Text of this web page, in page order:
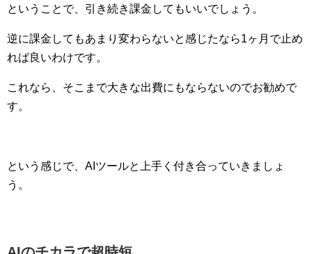
ということで、引き続き課金してもいいでしょう。
逆に課金してもあまり変わらないと感じたなら1ヶ月で止め
れば良いわけです。
これなら、そこまで大きな出費にもならないのでお勧めで
す。
という感じで、AIツールと上手く付き合っていきましょ
う。